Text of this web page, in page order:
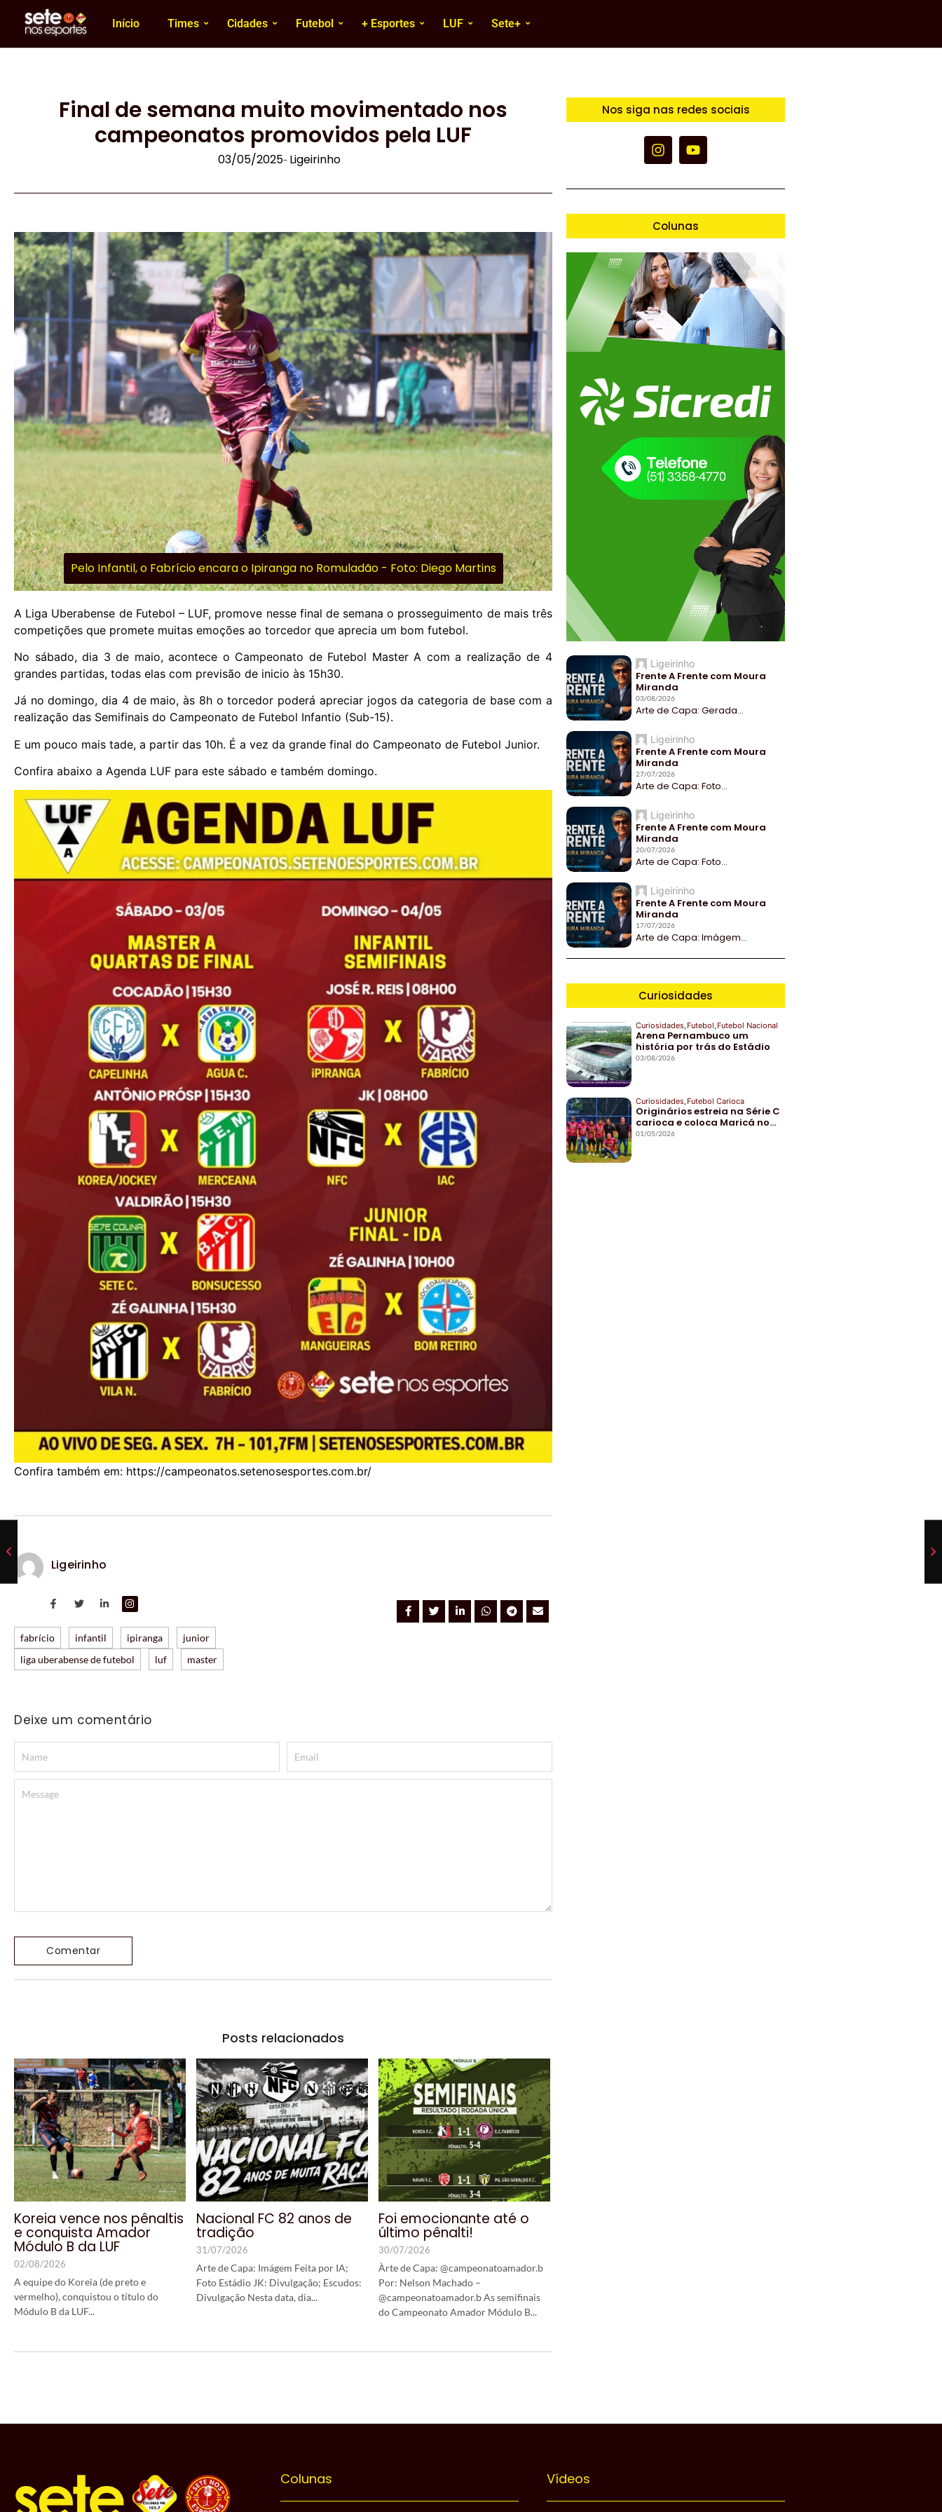
Início Times Cidades Futebol + Esportes LUF Sete+
Final de semana muito movimentado nos
campeonatos promovidos pela LUF
03/05/2025- Ligeirinho
Pelo Infantil, o Fabrício encara o Ipiranga no Romuladão - Foto: Diego Martins
A Liga Uberabense de Futebol – LUF, promove nesse final de semana o prosseguimento de mais três
competições que promete muitas emoções ao torcedor que aprecia um bom futebol.
No sábado, dia 3 de maio, acontece o Campeonato de Futebol Master A com a realização de 4
grandes partidas, todas elas com previsão de inicio às 15h30.
Já no domingo, dia 4 de maio, às 8h o torcedor poderá apreciar jogos da categoria de base com a
realização das Semifinais do Campeonato de Futebol Infantio (Sub-15).
E um pouco mais tade, a partir das 10h. É a vez da grande final do Campeonato de Futebol Junior.
Confira abaixo a Agenda LUF para este sábado e também domingo.
Confira também em: https://campeonatos.setenosesportes.com.br/
Ligeirinho
fabrício infantil ipiranga
junior
liga uberabense de futebol
luf master
Deixe um comentário
Posts relacionados
Koreia vence nos pênaltis
e conquista Amador
Módulo B da LUF
02/08/2026
A equipe do Koreia (de preto e
vermelho), conquistou o título do
Módulo B da LUF...
Nacional FC 82 anos de
tradição
31/07/2026
Arte de Capa: Imágem Feita por IA;
Foto Estádio JK: Divulgação; Escudos:
Divulgação Nesta data, dia...
Foi emocionante até o
último pênalti!
30/07/2026
Àrte de Capa: @campeonatoamador.b
Por: Nelson Machado –
@campeonatoamador.b As semifinais
do Campeonato Amador Módulo B...
Nos siga nas redes sociais
Colunas
Ligeirinho
Frente A Frente com Moura
Miranda
03/08/2026
Arte de Capa: Gerada...
Ligeirinho
Frente A Frente com Moura
Miranda
27/07/2026
Arte de Capa: Foto...
Ligeirinho
Frente A Frente com Moura
Miranda
20/07/2026
Arte de Capa: Foto...
Ligeirinho
Frente A Frente com Moura
Miranda
17/07/2026
Arte de Capa: Imágem...
Curiosidades
Curiosidades Futebol Futebol Nacional
Arena Pernambuco um
história por trás do Estádio
03/08/2026
Curiosidades Futebol Carioca
Originários estreia na Série C
carioca e coloca Maricá no…
01/05/2026
Colunas Vídeos